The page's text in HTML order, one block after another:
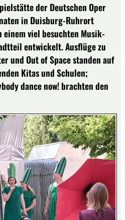
der Deutschen Oper
in Duisburg-Ruhrort
viel besuchten Musik-
entwickelt. Ausflüge zu
und Out of Space standen auf
Kitas und Schulen;
dance now! brachten den